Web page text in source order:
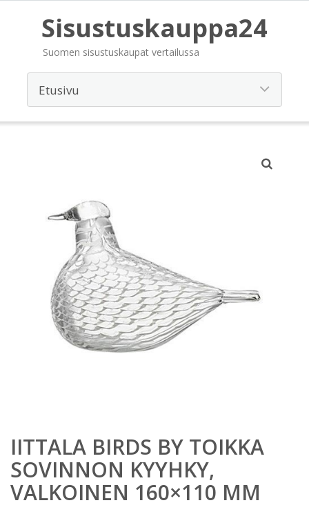
Sisustuskauppa24
Suomen sisustuskaupat vertailussa
IITTALA BIRDS BY TOIKKA
SOVINNON KYYHKY,
VALKOINEN 160×110 MM